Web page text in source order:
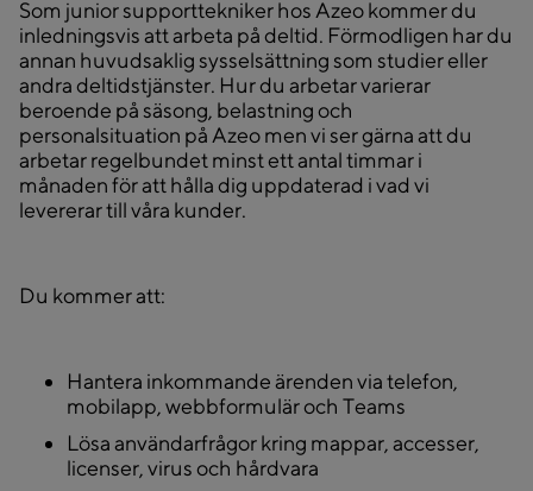
Som junior supporttekniker hos Azeo kommer du
inledningsvis att arbeta på deltid. Förmodligen har du
annan huvudsaklig sysselsättning som studier eller
andra deltidstjänster. Hur du arbetar varierar
beroende på säsong, belastning och
personalsituation på Azeo men vi ser gärna att du
arbetar regelbundet minst ett antal timmar i
månaden för att hålla dig uppdaterad i vad vi
levererar till våra kunder.
Du kommer att:
Hantera inkommande ärenden via telefon,
mobilapp, webbformulär och Teams
Lösa användarfrågor kring mappar, accesser,
licenser, virus och hårdvara